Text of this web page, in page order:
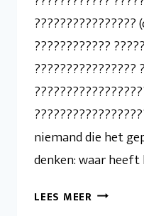
????????????
????????????????
niemand die het
denken: waar
LEES MEER “ZAK